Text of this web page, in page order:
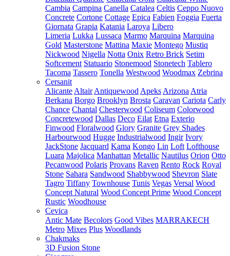
Cambia Campina Canella Catalea Celtis Ceppo Nuovo
Concrete Cortone Cottage Epica Fabien Foggia Fuerta
Giornata Grapia Katania Laroya Libero
Limeria Lukka Lussaca Marmo Marquina Marquina
Gold Masterstone Mattina Maxie Montego Mustiq
Nickwood Nigella Notta Onix Retro Brick Setim
Softcement Statuario Stonemood Stonetech Tablero
Tacoma Tassero Tonella Westwood Woodmax Zebrina
Cersanit
Alicante Altair Antiquewood Apeks Arizona Atria
Berkana Borgo Brooklyn Brosta Caravan Cariota Carly
Chance Chantal Chesterwood Coliseum Colorwood
Concretewood Dallas Deco Eilat Etna Exterio
Finwood Floralwood Glory Granite Grey Shades
Harbourwood Hugge Industrialwood Ingir Ivory
JackStone Jacquard Kama Kongo Lin Loft Lofthouse
Luara Majolica Manhattan Metallic Nautilus Orion Otto
Pecanwood Polaris Provans Raven Rento Rock Royal
Stone Sahara Sandwood Shabbywood Shevron Slate
Tagro Tiffany Townhouse Tunis Vegas Versal Wood
Concept Natural Wood Concept Prime Wood Concept
Rustic Woodhouse
Cevica
Antic Mate Becolors Good Vibes MARRAKECH
Metro Mixes Plus Woodlands
Chakmaks
3D Fusion Stone